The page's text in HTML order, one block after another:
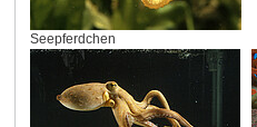
Seepferdchen